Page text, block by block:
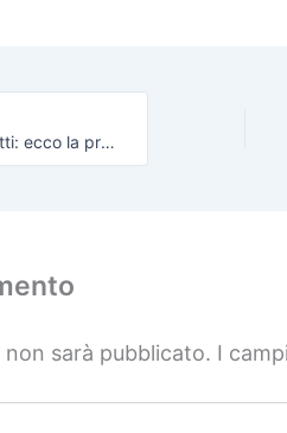
Reddito di cittadinanza per tutti: ecco la proposta del Presidente INPS per combattere la crisi
sarà pubblicato. I